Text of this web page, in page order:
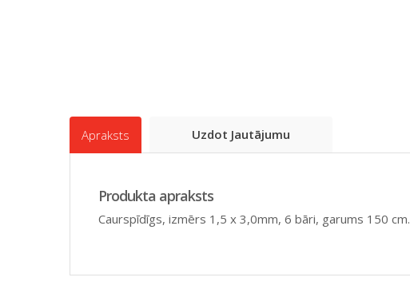
Apraksts Uzdot Jautājumu
Produkta apraksts
Caurspīdīgs, izmērs 1,5 x 3,0mm, 6 bāri, garums 150 cm.